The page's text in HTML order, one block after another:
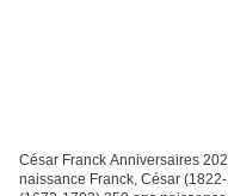
César Franck Anniversaires
naissance Franck, César